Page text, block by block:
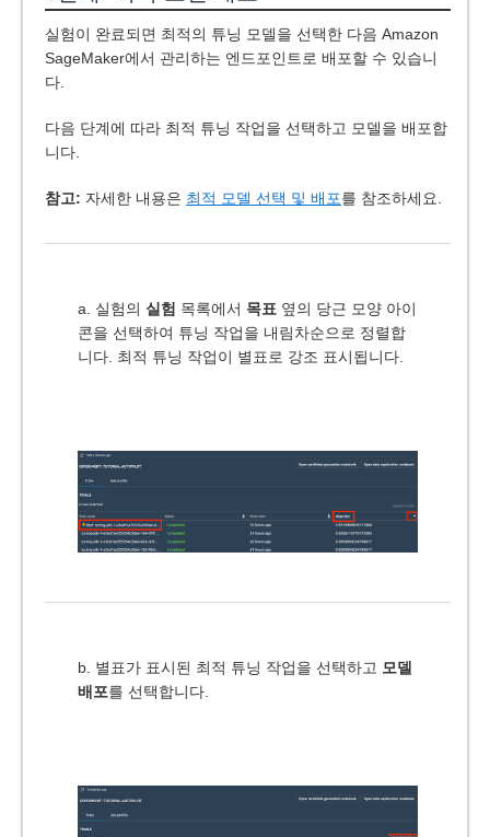
실험이 완료되면 최적의 튜닝 모델을 선택한 다음 Amazon
SageMaker에서 관리하는 엔드포인트로 배포할 수 있습니
다.
다음 단계에 따라 최적 튜닝 작업을 선택하고 모델을 배포합
니다.
참고: 자세한 내용은 최적 모델 선택 및 배포를 참조하세요.
a. 실험의 실험 목록에서 목표 옆의 당근 모양 아이
콘을 선택하여 튜닝 작업을 내림차순으로 정렬합
니다. 최적 튜닝 작업이 별표로 강조 표시됩니다.
b. 별표가 표시된 최적 튜닝 작업을 선택하고 모델
배포를 선택합니다.